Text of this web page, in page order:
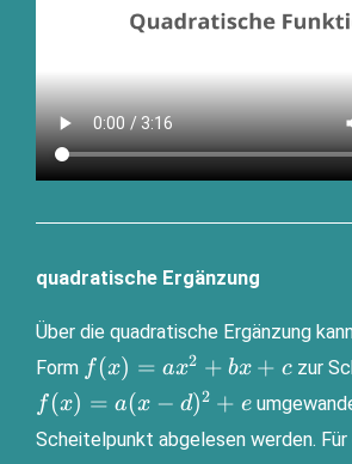
quadratische Ergänzung
Über die qua­dra­ti­sche Ergän­zung
Form f(x)=ax^2+bx+c
f (x) = ax2 + bx + czur
f (x) = a(x − d)2 + e
Schei­tel­punkt abge­le­sen wer­den.